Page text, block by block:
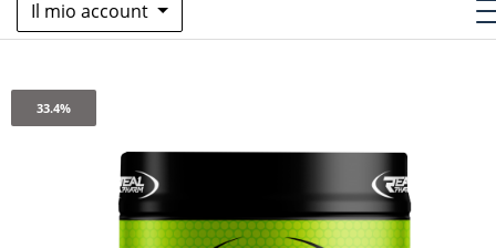
Il mio account
33.4%